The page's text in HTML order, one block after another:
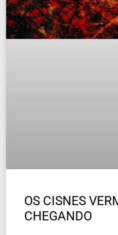
OS CISNES
CHEGANDO